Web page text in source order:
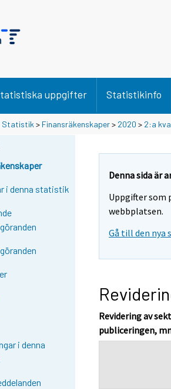
uppgifter Statistikinfo
Statistik > Finansräkenskaper> 2020 > 2:a
i denna statistik
i denna
Denna sida är
Uppgifter som
webbplatsen.
Gå till den nya
Revidering av
publiceringen,